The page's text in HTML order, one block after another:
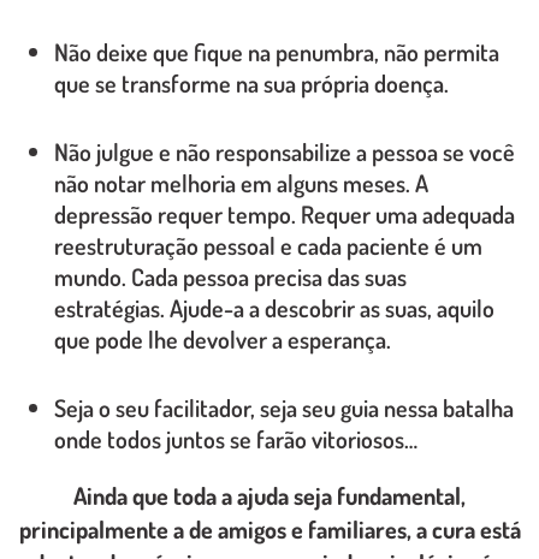
Não deixe que fique na penumbra, não permita
que se transforme na sua própria doença.
Não julgue e não responsabilize a pessoa se você
não notar melhoria em alguns meses. A
depressão requer tempo. Requer uma adequada
reestruturação pessoal e cada paciente é um
mundo. Cada pessoa precisa das suas
estratégias. Ajude-a a descobrir as suas, aquilo
que pode lhe devolver a esperança.
Seja o seu facilitador, seja seu guia nessa batalha
onde todos juntos se farão vitoriosos…
Ainda que toda a ajuda seja fundamental,
principalmente a de amigos e familiares, a cura está